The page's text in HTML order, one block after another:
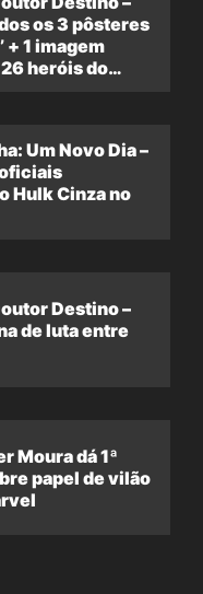
os 3 pôsteres
+ 1 imagem
heróis do
Um Novo Dia –
Hulk Cinza no
Destino –
de luta entre
Moura dá 1ª
papel de vilão